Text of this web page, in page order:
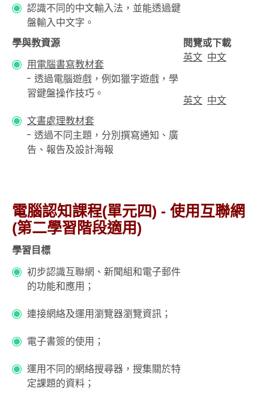
認識不同的中文輸入法，並能透過鍵
盤輸入中文字。
學與教資源
閱覽或下載
用電腦書寫教材套
- 透過電腦遊戲，例如獵字遊戲，學
習鍵盤操作技巧。
文書處理教材套
- 透過不同主題，分別撰寫通知、廣
告、報告及設計海報
英文 中文
英文 中文
電腦認知課程(單元四) - 使用互聯網
(第二學習階段適用)
學習目標
初步認識互聯網、新聞組和電子郵件
的功能和應用；
連接網絡及運用瀏覽器瀏覽資訊；
電子書簽的使用；
運用不同的網絡搜尋器，搜集關於特
定課題的資料；